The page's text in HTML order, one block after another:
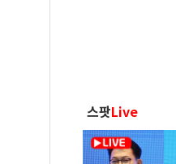
스팟Live